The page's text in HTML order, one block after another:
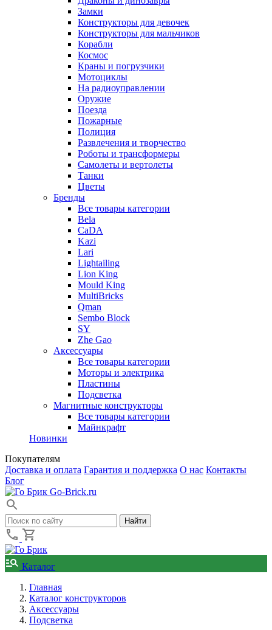
Замки
Конструкторы для девочек
Конструкторы для мальчиков
Корабли
Космос
Краны и погрузчики
Мотоциклы
На радиоуправлении
Оружие
Поезда
Пожарные
Полиция
Развлечения и творчество
Роботы и трансформеры
Самолеты и вертолеты
Танки
Цветы
Бренды
Все товары категории
Bela
CaDA
Kazi
Lari
Lightailing
Lion King
Mould King
MultiBricks
Qman
Sembo Block
SY
Zhe Gao
Аксессуары
Все товары категории
Моторы и электрика
Пластины
Подсветка
Магнитные конструкторы
Все товары категории
Майнкрафт
Новинки
Покупателям
Доставка и оплата Гарантия и поддержка О нас Контакты
Блог
Go-Brick.ru
Каталог
Главная
Каталог конструкторов
Аксессуары
Подсветка